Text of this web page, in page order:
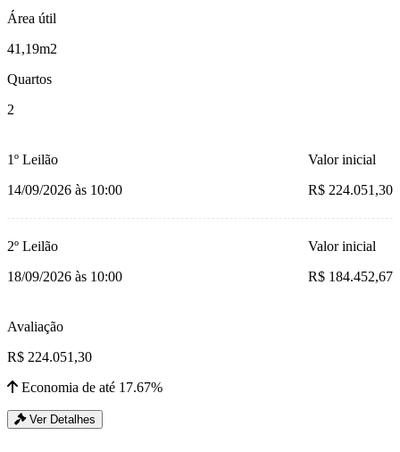
Área útil
41,19m2
Quartos
2
1º Leilão
14/09/2026 às 10:00
Valor inicial
R$ 224.051,30
2º Leilão
18/09/2026 às 10:00
Valor inicial
R$ 184.452,67
Avaliação
R$ 224.051,30
Economia de até 17.67%
Ver Detalhes